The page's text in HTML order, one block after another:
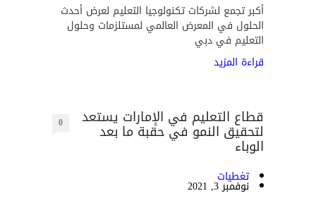
أكبر تجمع لشركات تكنولوجيا التعليم لعرض أحدث
الحلول في المعرض العالمي لمستلزمات وحلول
التعليم في دبي
قراءة المزيد
قطاع التعليم في الإمارات يستعد
لتحقيق النمو في حقبة ما بعد
الوباء
0
تغطيات
نوفمبر 3, 2021